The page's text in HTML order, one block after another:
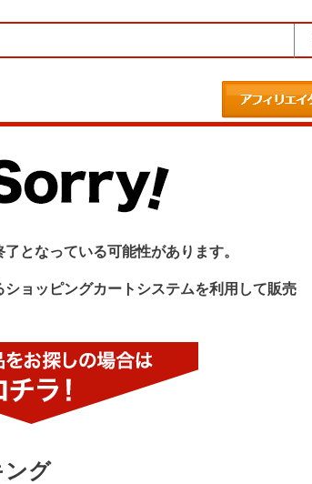
となっている可能性があります。
ョッピングカートシステムを利用して販売
ング